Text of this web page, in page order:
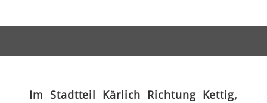
Im Stadtteil Kärlich Richtung Kettig,